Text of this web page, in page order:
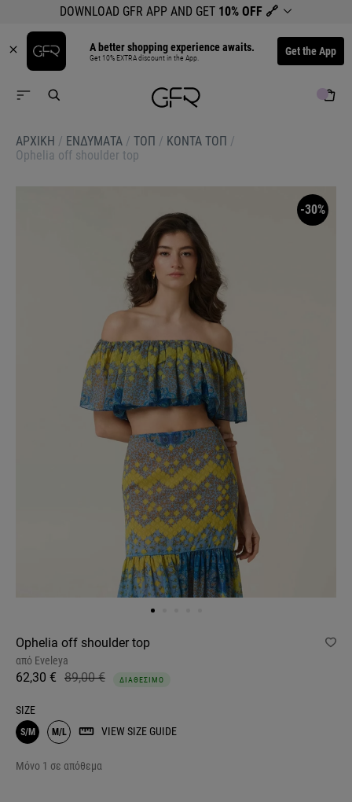
DOWNLOAD GFR APP AND GET 10% OFF 🔗
A better shopping experience awaits.
Get 10% EXTRA discount in the App. Get the App
ΑΡΧΙΚΉ / ΕΝΔΥΜΑΤΑ / ΤΟΠ / ΚΟΝΤΑ ΤΟΠ /
Ophelia off shoulder top
-30%
Ophelia off shoulder top
από Eveleya
62,30 € 89,00 € ΔΙΑΘΕΣΙΜΟ
SIZE
S/M M/L VIEW SIZE GUIDE
Μόνο 1 σε απόθεμα